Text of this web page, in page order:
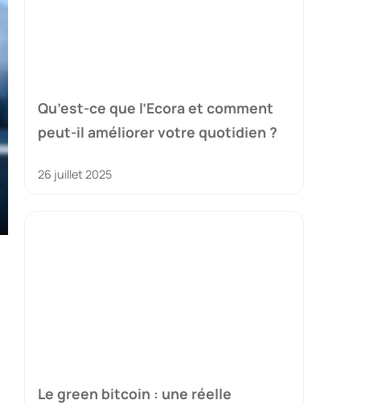
Qu’est-ce que l’Ecora et comment
peut-il améliorer votre quotidien ?
26 juillet 2025
Le green bitcoin : une réelle